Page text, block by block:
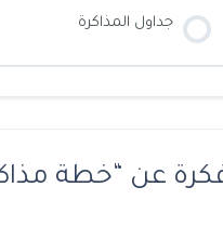
جداول المذاكرة